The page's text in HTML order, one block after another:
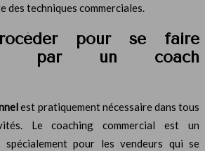
des techniques commerciales.
pour se faire
par un coach
est pratiquement nécessaire dans tous
Le coaching commercial est un
spécialement pour les vendeurs qui se